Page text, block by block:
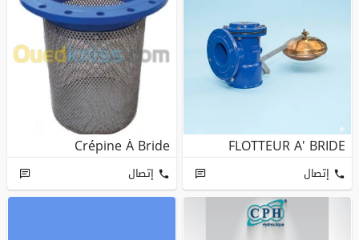
FLOTTEUR A' BRIDE
إتصال
Crépine À Bride
إتصال